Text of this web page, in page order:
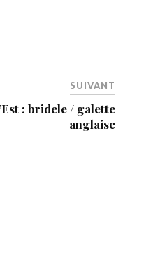
SUIVANT
: bridele / galette
anglaise